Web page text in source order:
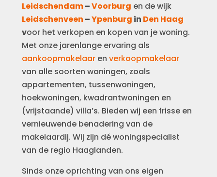
Leidschendam–Voorburg en de wijk
Leidschenveen –Ypenburg in Den Haag
voor het verkopen en kopen van je woning.
Met onze jarenlange ervaring als
aankoopmakelaaren verkoopmakelaar
van alle soorten woningen, zoals
appartementen, tussenwoningen,
hoekwoningen, kwadrantwoningen en
(vrijstaande) villa’s. Bieden wij een frisse en
vernieuwende benadering van de
makelaardij. Wij zijn dé woningspecialist
van de regio Haaglanden.
Sinds onze oprichting van ons eigen